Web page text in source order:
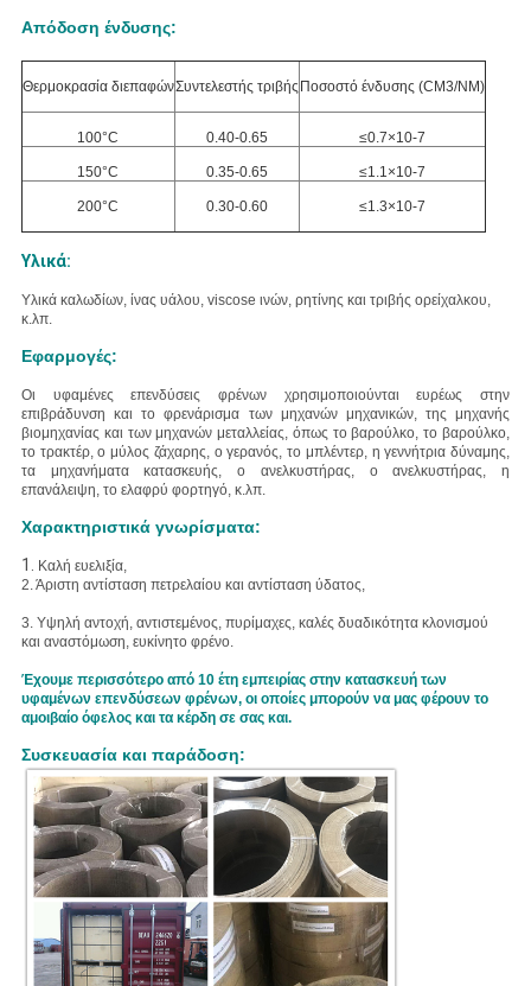
Απόδοση ένδυσης:
Θερμοκρασία διεπαφώνΣυντελεστής τριβής Ποσοστό ένδυσης (CM3/NM)
100°C 0.40-0.65 ≤0.7×10-7
150°C 0.35-0.65 ≤1.1×10-7
200°C 0.30-0.60 ≤1.3×10-7
Υλικά:
Υλικάκαλωδίων, ίνας υάλου, viscose ινών, ρητίνης και τριβής ορείχαλκου,
κ.λπ.
Εφαρμογές:
Οι υφαμένες επενδύσεις φρένων χρησιμοποιούνται ευρέως στην
επιβράδυνση και το φρενάρισμα των μηχανών μηχανικών, της μηχανής
βιομηχανίας και των μηχανών μεταλλείας, όπως το βαρούλκο, το βαρούλκο,
το τρακτέρ, ο μύλος ζάχαρης, ο γερανός, το μπλέντερ, η γεννήτρια δύναμης,
τα μηχανήματα κατασκευής, ο ανελκυστήρας, ο ανελκυστήρας, η
επανάλειψη, το ελαφρύ φορτηγό, κ.λπ.
Χαρακτηριστικά γνωρίσματα:
1. Καλή ευελιξία,
2. Άριστη αντίσταση πετρελαίου και αντίσταση ύδατος,
3. Υψηλή αντοχή, αντιστεμένος, πυρίμαχες, καλές δυαδικότητα κλονισμού
και αναστόμωση, ευκίνητο φρένο.
Έχουμε περισσότερο από 10 έτη εμπειρίας στην κατασκευή των
υφαμένων επενδύσεων φρένων, οι οποίες μπορούν να μας φέρουν το
αμοιβαίο όφελος και τα κέρδη σε σας και.
Συσκευασία και παράδοση: